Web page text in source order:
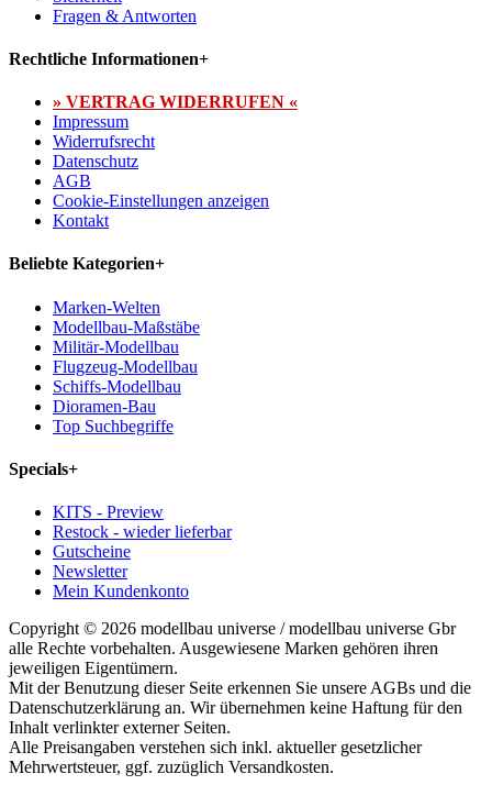
Fragen & Antworten
Rechtliche Informationen+
» VERTRAG WIDERRUFEN «
Impressum
Widerrufsrecht
Datenschutz
AGB
Cookie-Einstellungen anzeigen
Kontakt
Beliebte Kategorien+
Marken-Welten
Modellbau-Maßstäbe
Militär-Modellbau
Flugzeug-Modellbau
Schiffs-Modellbau
Dioramen-Bau
Top Suchbegriffe
Specials+
KITS - Preview
Restock - wieder lieferbar
Gutscheine
Newsletter
Mein Kundenkonto
Copyright © 2026 modellbau universe / modellbau universe Gbr
alle Rechte vorbehalten. Ausgewiesene Marken gehören ihren
jeweiligen Eigentümern.
Mit der Benutzung dieser Seite erkennen Sie unsere AGBs und die
Datenschutzerklärung an. Wir übernehmen keine Haftung für den
Inhalt verlinkter externer Seiten.
Alle Preisangaben verstehen sich inkl. aktueller gesetzlicher
Mehrwertsteuer, ggf. zuzüglich Versandkosten.